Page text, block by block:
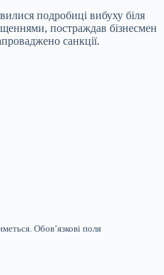
подробиці вибуху біля
постраждав бізнесмен
санкції.
Обов’язкові поля